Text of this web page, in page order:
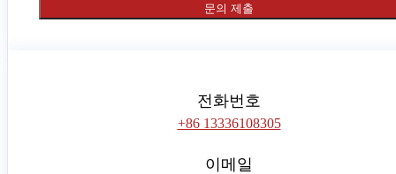
문의 제출
전화번호
+86 13336108305
이메일